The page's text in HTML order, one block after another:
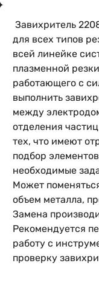
Завихритель
для всех типов
всей линейке
плазменной
работающего с
выполнить
между
отделения
тех, что имеют
подбор
необходимые
Может
объем металла,
Замена
Рекомендуется
работу с
проверку